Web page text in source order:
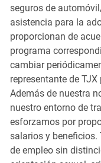
seguros de
asistencia para la
proporcionan de
programa
cambiar
representante de
Además de nuestra
nuestro entorno de
esforzamos por
salarios y beneficios.
de empleo sin